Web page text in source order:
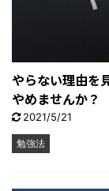
やらない理由を
やめませんか？
2021/5/21
勉強法